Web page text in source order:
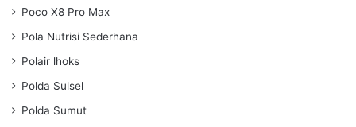
Poco X8 Pro Max
Pola Nutrisi Sederhana
Polair lhoks
Polda Sulsel
Polda Sumut